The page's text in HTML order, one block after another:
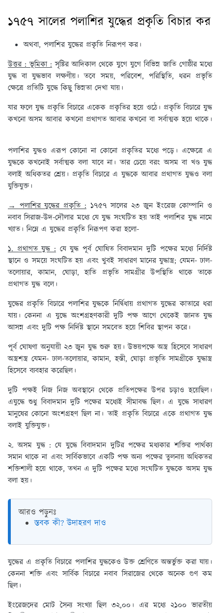
১৭৫৭ সালের পলাশির যুদ্ধের প্রকৃতি বিচার কর
অথবা, পলাশির যুদ্ধের প্রকৃতি নিরূপণ কর।
উত্তর : ভূমিকা : সৃষ্টির আদিকাল থেকে যুগে যুগে বিভিন্ন জাতি গোষ্ঠীর মধ্যে
যুদ্ধ বা যুদ্ধভাব লক্ষণীয়। তবে সময়, পরিবেশ, পরিস্থিতি, ধরন প্রভৃতি
ক্ষেত্রে প্রতিটি যুদ্ধে কিছু ভিন্নতা দেখা যায়।
যার ফলে যুদ্ধ প্রকৃতি বিচারে একেক প্রকৃতির হয়ে ওঠে। প্রকৃতি বিচারে যুদ্ধ
কখনো অসম আবার কখনো প্রথাগত আবার কখনো বা সর্বাত্মক হয়ে থাকে।
পলাশির যুদ্ধও এরূপ কোনো না কোনো প্রকৃতির মধ্যে পড়ে। এক্ষেত্রে এ
যুদ্ধকে কখনোই সর্বাত্মক বলা যাবে না। তার চেয়ে বরং অসম বা খণ্ড যুদ্ধ
বলাই অধিকতর শ্রেয়। প্রকৃতি বিচারে এ যুদ্ধকে আবার প্রথাগত যুদ্ধও বলা
যুক্তিযুক্ত।
→ পলাশির যুদ্ধের প্রকৃতি :১৭৫৭ সালের ২৩ জুন ইংরেজ কোম্পানি ও
নবাব সিরাজ-উদ-দৌলার মধ্যে যে যুদ্ধ সংঘটিত হয় তাই পলাশির যুদ্ধ নামে
খ্যাত। নিম্নে এ যুদ্ধের প্রকৃতি নিরূপণ করা হলো-
১. প্রথাগত যুদ্ধ : যে যুদ্ধ পূর্ব ঘোষিত বিবাদমান দুটি পক্ষের মধ্যে নির্দিষ্ট
স্থানে ও সময়ে সংঘটিত হয় এবং খুবই সাধারণ মানের যুদ্ধাস্ত্র; যেমন- ঢাল-
তলোয়ার, কামান, ঘোড়া, হাতি প্রভৃতি সামগ্রীর উপস্থিতি থাকে তাকে
প্রথাগত যুদ্ধ বলে।
যুদ্ধের প্রকৃতি বিচারে পলাশির যুদ্ধকে নির্দ্বিধায় প্রথাগত যুদ্ধের কাতারে ধরা
যায়। কেননা এ যুদ্ধে অংশগ্রহণকারী দুটি পক্ষ আগে থেকেই জানত যুদ্ধ
আসন্ন এবং দুটি পক্ষ নির্দিষ্ট স্থানে সমবেত হয়ে শিবির স্থাপন করে।
পূর্ব ঘোষণা অনুযায়ী ২৩ জুন যুদ্ধ শুরু হয়। উভয়পক্ষে অস্ত্র হিসেবে সাধারণ
অস্ত্রশস্ত্র যেমন- ঢাল-তলোয়ার, কামান, হস্তী, ঘোড়া প্রভৃতি সামগ্রীকে যুদ্ধাস্ত্র
হিসেবে ব্যবহার করেছিল।
দুটি পক্ষই নিজ নিজ অবস্থানে থেকে প্রতিপক্ষের উপর চড়াও হয়েছিল।
এযুদ্ধে শুধু বিবাদমান দুটি পক্ষের মধ্যেই সীমাবদ্ধ ছিল। এ যুদ্ধে সাধারণ
মানুষের কোনো অংশগ্রহণ ছিল না। তাই প্রকৃতি বিচারে একে প্রথাগত যুদ্ধ
বলাই যুক্তিযুক্ত।
২. অসম যুদ্ধ : যে যুদ্ধে বিবাদমান দুটির পক্ষের মধ্যকার শক্তির পার্থক্য
সমান থাকে না এবং সার্বিকভাবে একটি পক্ষ অন্য পক্ষের তুলনায় অধিকতর
শক্তিশালী হয়ে থাকে, তখন এ দুটি পক্ষের মধ্যে সংঘটিত যুদ্ধকে অসম যুদ্ধ
বলা হয়।
আরও পড়ুনঃ
স্তবক কী? উদাহরণ দাও
যুদ্ধের এ প্রকৃতি বিচারে পলাশির যুদ্ধকেও উক্ত শ্রেণিতে অন্তর্ভুক্ত করা যায়।
কেননা শক্তি এবং সার্বিক বিচারে নবাব সিরাজের থেকে অনেক গুণ কম
ছিল।
ইংরেজদের মোট সৈন্য সংখ্যা ছিল ৩২,০০। এর মধ্যে ২১০০ ভারতীয়